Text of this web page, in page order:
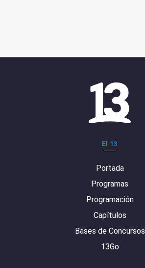
El 13
Portada
Programas
Programación
Capítulos
Bases de Concursos
13Go